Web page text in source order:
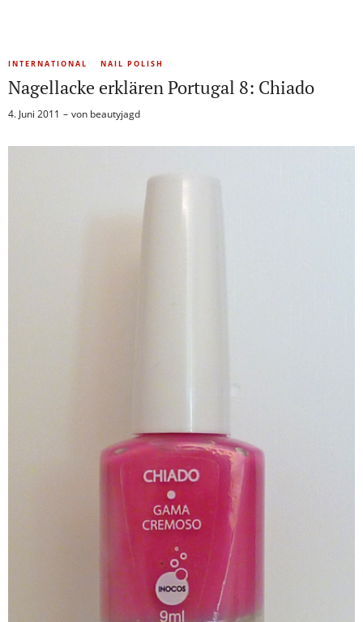
INTERNATIONAL NAIL POLISH
Nagellacke erklären Portugal 8: Chiado
4. Juni 2011 von beautyjagd